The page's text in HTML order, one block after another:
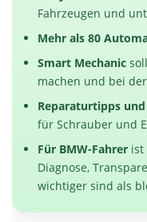
Fahrzeugen und
Mehr als 80
Smart Mechanic
machen und bei
Reparaturtipps
für Schrauber und
Für BMW-Fahrer ist
Diagnose,
wichtiger sind als